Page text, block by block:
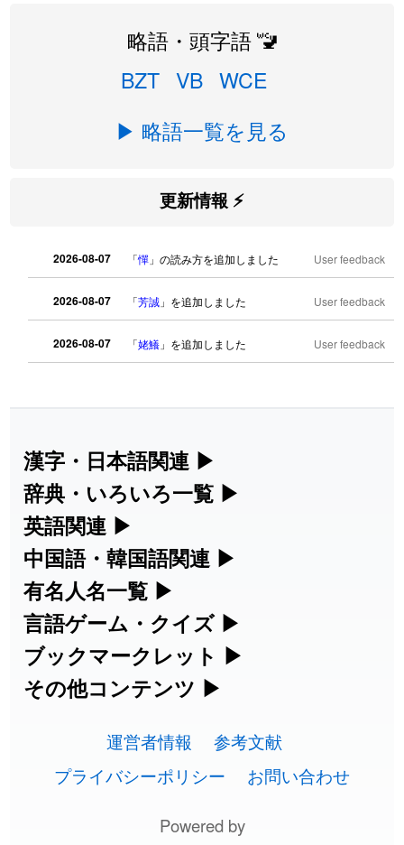
略語・頭字語 🚾
BZT VB WCE
▶ 略語一覧を見る
更新情報 ⚡
2026-08-07 「憚 」の読み方を追加しました User feedback
2026-08-07 「芳誠 」を追加しました User feedback
2026-08-07 「姥鱶 」を追加しました User feedback
2026-08-06 「 」のイメージを追加しました
2026-08-06 「 元旦」のイメージを追加しました
2026-08-06 「
2026-08-06
2026-08-06 胆石」のイメージを追加しました
2026-08-06 「下取」のイメージを追加しました
2026-08-06 「無性 」のイメージを追加しました
2026-08-06 「黃」のイメージを追加しました
2026-08-06 「 」のイメージを追加しました User feedback
」のイメージを追加しました
漢字・日本語関連 ▶
漢字の読み方検索、手書き入力、書き順
練習など、日本語学習に役立つツールを
集めています。
人名漢字辞典 - 読み方検索
手書き漢字入力
漢字の書き方・書き順 書き取り練習
ひらがなの書き方・書き順
カタカナの書き方・書き順
辞典・いろいろ一覧 ▶
部首・画数別の漢字一覧、熟語辞典、地
名・駅名検索など、各種リファレンスツ
ールです。
部首画数別漢字一覧
常用漢字一覧
画数別なまえ漢字一覧
名前イメージイラスト一覧
英語関連 ▶
カタカナ語・略語の意味検索、発音記
号、リスニング練習など英語学習ツール
です。
カタカナ語の意味・発音・類語辞典
英語の発音記号一覧
英単語リスニングテスト
中国語・韓国語関連 ▶
中国語のピンイン変換、韓国語の手書き
入力など、アジア言語学習ツールです。
手書き中国語入力 変換ツール
韓国語手書き入力
外国語翻訳ツール
有名人名一覧 ▶
海外セレブやスポーツ選手の名前の読み
方・発音を確認できます。
海外有名人の苗字・名前一覧と発音
プレミアリーグ選手名一覧
WEリーグ選手名一覧
言語ゲーム・クイズ ▶
四字熟語パズルや漢字クイズなど、楽し
みながら学べるゲームです。
有名人名前読みクイズ（毎日更新）
四字熟語デイリー穴埋めクイズ（毎日
ブックマークレット ▶
ブラウザに登録して、どのサイトからで
す。
漢字読み方検索ブックマークレット
英語・カタカナ語意味検索ブックマー
その他コンテンツ ▶
その他の便利ツールです。
絵文字の意味と使い方
運営者情報
参考文献
プライバシーポリシー
お問い合わせ
Powered by